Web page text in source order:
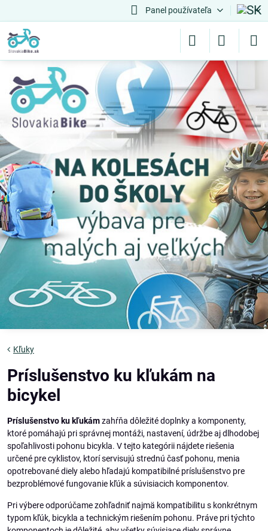
Panel používateľa
Kľuky
Príslušenstvo ku kľukám na
bicykel
Príslušenstvo ku kľukámzahŕňa dôležité doplnky a komponenty,
ktoré pomáhajú pri správnej montáži, nastavení, údržbe aj dlhodobej
spoľahlivosti pohonu bicykla. V tejto kategórii nájdete riešenia
určené pre cyklistov, ktorí servisujú strednú časť pohonu, menia
opotrebované diely alebo hľadajú kompatibilné príslušenstvo pre
bezproblémové fungovanie kľúk a súvisiacich komponentov.
Pri výbere odporúčame zohľadniť najmä kompatibilitu s konkrétnym
typom kľúk, bicykla a technickým riešením pohonu. Práve pri týchto